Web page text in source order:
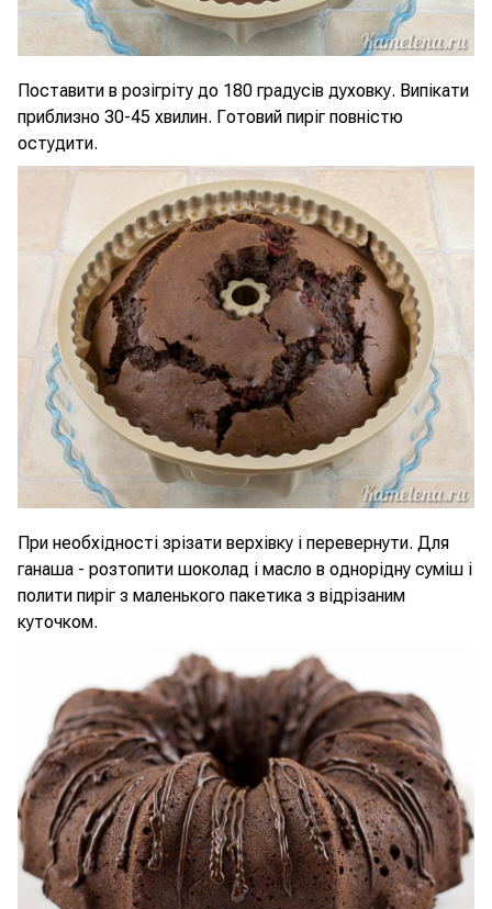
Поставити в розігріту до 180 градусів духовку. Випікати
приблизно 30-45 хвилин. Готовий пиріг повністю
остудити.
При необхідності зрізати верхівку і перевернути. Для
ганаша - розтопити шоколад і масло в однорідну суміш і
полити пиріг з маленького пакетика з відрізаним
куточком.